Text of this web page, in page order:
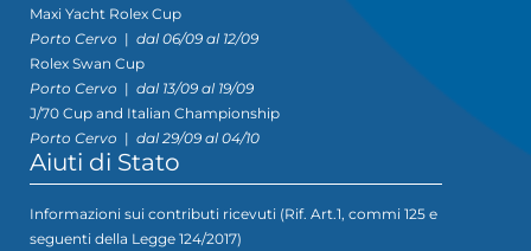
Maxi Yacht Rolex Cup
Porto Cervo | dal 06/09 al 12/09
Rolex Swan Cup
Porto Cervo | dal 13/09 al 19/09
J/70 Cup and Italian Championship
Porto Cervo | dal 29/09 al 04/10
Aiuti di Stato
Informazioni sui contributi ricevuti (Rif. Art.1, commi 125 e
seguenti della Legge 124/2017)